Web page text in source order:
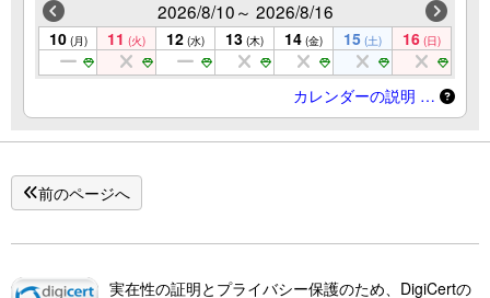
2026/8/10～ 2026/8/16
10 (月) 11 (火) 12 (水) 13 (木) 14 (金) 15 (土) 16 (日)
カレンダーの説明 …
前のページへ
実在性の証明とプライバシー保護のため、DigiCertの